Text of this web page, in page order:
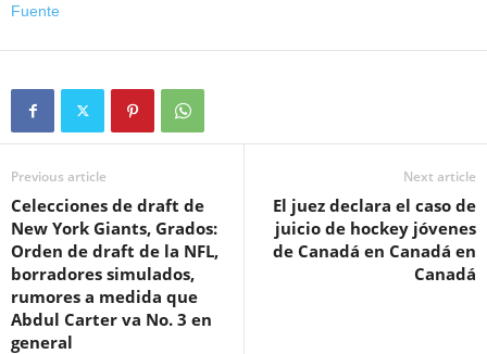
Fuente
Previous article
Celecciones de draft de
New York Giants, Grados:
Orden de draft de la NFL,
borradores simulados,
rumores a medida que
Abdul Carter va No. 3 en
general
Next article
El juez declara el caso de
juicio de hockey jóvenes
de Canadá en Canadá en
Canadá